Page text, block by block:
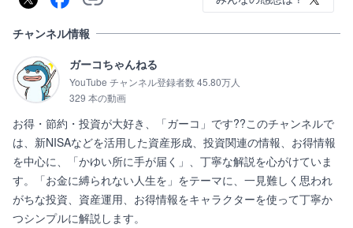
チャンネル情報
ガーコちゃんねる
YouTube チャンネル登録者数 45.80万人
329 本の動画
お得・節約・投資が大好き、「ガーコ」です??このチャンネルで
は、新NISAなどを活用した資産形成、投資関連の情報、お得情報
を中心に、「かゆい所に手が届く」、丁寧な解説を心がけていま
す。「お金に縛られない人生を」をテーマに、一見難しく思われ
がちな投資、資産運用、お得情報をキャラクターを使って丁寧か
つシンプルに解説します。